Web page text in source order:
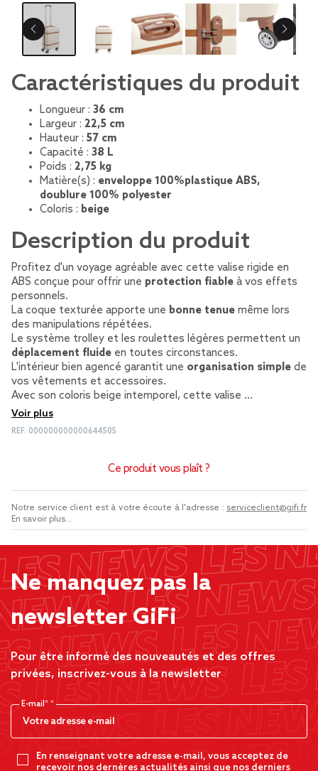
Caractéristiques du produit
Longueur : 36 cm
Largeur : 22,5 cm
Hauteur : 57 cm
Capacité : 38 L
Poids : 2,75 kg
Matière(s) : enveloppe 100%plastique ABS,
doublure 100% polyester
Coloris : beige
Description du produit
Profitez d'un voyage agréable avec cette valise rigide en
ABS conçue pour offrir une protection fiable à vos effets
personnels.
La coque texturée apporte une bonne tenue même lors
des manipulations répétées.
Le système trolley et les roulettes légères permettent un
déplacement fluide en toutes circonstances.
L'intérieur bien agencé garantit une organisation simple de
vos vêtements et accessoires.
Avec son coloris beige intemporel, cette valise …
Voir plus
REF. 000000000000644505
Ce produit vous plaît ?
Notre service client est à votre écoute à l'adresse : serviceclient@gifi.fr
En savoir plus...
Ne manquez pas la
newsletter GiFi
Pour être informé des nouveautés et des offres
privées, inscrivez-vous à la newsletter
E-mail*
En renseignant votre adresse e-mail, vous acceptez de
recevoir nos dernères actualités ainsi que nos derniers